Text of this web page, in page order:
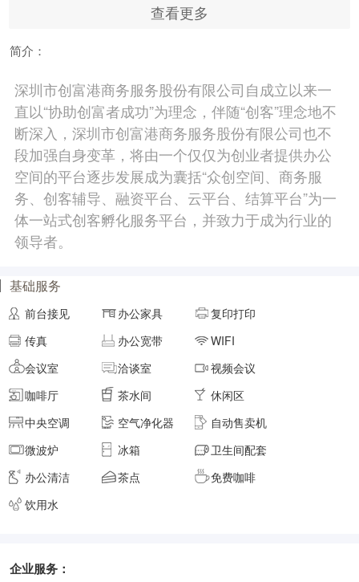
5人间 5550元/月/间
6人间 6660元/月/间
面积40㎡剩余 5间
元/月/间
8人间
元/月/间
面积50㎡ 剩余 4间
9人间
元/月/间
面积
剩余 6间
查看更多
简介：
深圳市创富港商务服务股份有限公司自成立以来一
直以“协助创富者成功”为理念，伴随“创客”理念地不
断深入，深圳市创富港商务服务股份有限公司也不
段加强自身变革，将由一个仅仅为创业者提供办公
空间的平台逐步发展成为囊括“众创空间、商务服
务、创客辅导、融资平台、云平台、结算平台”为一
体一站式创客孵化服务平台，并致力于成为行业的
领导者。
基础服务
前台接见 办公家具
复印打印
传真
办公宽带
WIFI
会议室
洽谈室
视频会议
咖啡厅
茶水间
休闲区
中央空调
空气净化器
自动售卖机
微波炉
冰箱
卫生间配套
办公清洁
茶点
免费咖啡
饮用水
企业服务：